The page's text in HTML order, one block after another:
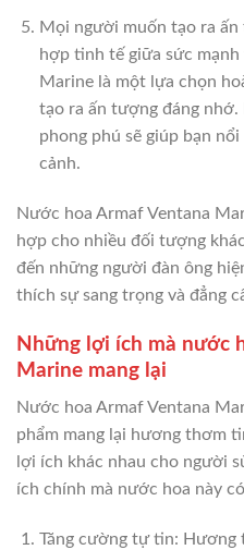
Mọi người muốn tạo ra
hợp tinh tế giữa sức
Marine là một lựa chọn
tạo ra ấn tượng đáng
phong phú sẽ giúp bạn
cảnh.
Nước hoa Armaf Ventana
hợp cho nhiều đối tượng
đến những người đàn ông
thích sự sang trọng và đẳng
Những lợi ích mà nước
Marine mang lại
Nước hoa Armaf Ventana
phẩm mang lại hương thơm
lợi ích khác nhau cho người
ích chính mà nước hoa này
Tăng cường tự tin: Hương